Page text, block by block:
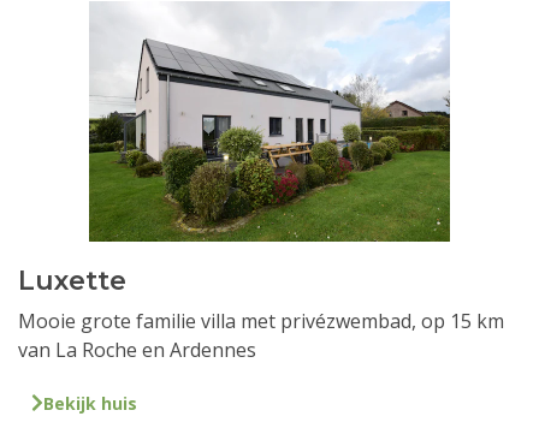
Luxette
Mooie grote familie villa met privézwembad, op 15 km
van La Roche en Ardennes
Bekijk huis